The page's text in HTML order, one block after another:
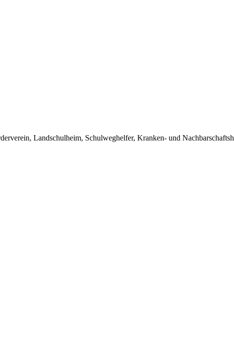
Landschulheim, Schulweghelfer, Kranken- und